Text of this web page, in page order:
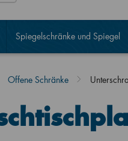
Spiegelschränke und Spiegel
Offene Schränke